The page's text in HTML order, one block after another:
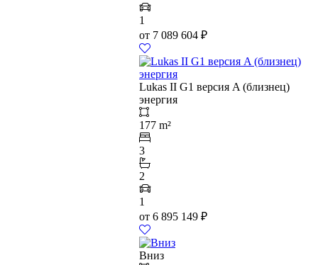
1
от 7 089 604 ₽
Lukas II G1 версия A (близнец)
энергия
177 m²
3
2
1
от 6 895 149 ₽
Вниз